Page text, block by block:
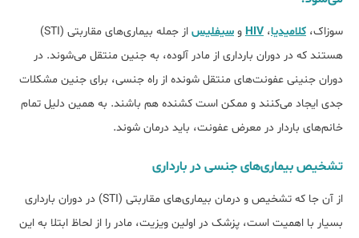
سوزاک، کلامیدیا، HIV و سیفلیس
از جمله بیماری‌های مقاربتی (STI)
هستند که در دوران بارداری از مادر آلوده، به جنین منتقل می‌شوند. در
دوران جنینی عفونت‌های منتقل شونده از راه جنسی، برای جنین مشکلات
جدی ایجاد می‌کنند و ممکن است کشنده هم باشند. به همین دلیل تمام
خانم‌های باردار در معرض عفونت، باید درمان شوند.
تشخیص بیماری‌های جنسی در بارداری
از آن جا که تشخیص و درمان بیماری‌های مقاربتی (STI) در دوران بارداری
بسیار با اهمیت است، پزشک در اولین ویزیت، مادر را از لحاظ ابتلا به این